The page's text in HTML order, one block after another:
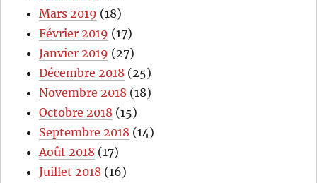
Mars 2019 (18)
Février 2019 (17)
Janvier 2019 (27)
Décembre 2018 (25)
Novembre 2018 (18)
Octobre 2018 (15)
Septembre 2018 (14)
Août 2018 (17)
Juillet 2018 (16)